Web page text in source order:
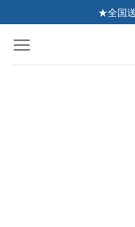
to
content
★全国